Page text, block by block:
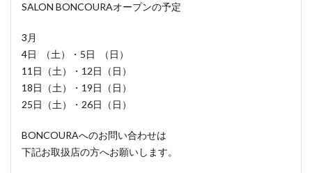
SALON BONCOURAオープンの予定
3月
4日 （土）・5日 （日）
11日（土）・12日（日）
18日（土）・19日（日）
25日（土）・26日（日）
BONCOURAへのお問い合わせは
下記お取扱店の方へお願いします。